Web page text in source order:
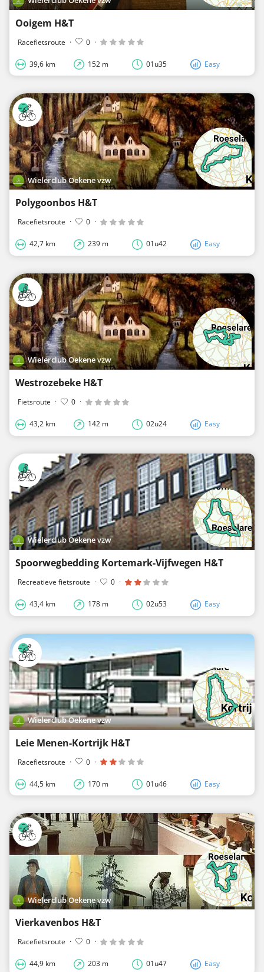
Ooigem H&T
Racefietsroute · 0 ·
39,6 km 152 m 01u35 Easy
Wielerclub Oekene vzw
Polygoonbos H&T
Racefietsroute · 0 ·
42,7 km 239 m 01u42 Easy
Wielerclub Oekene vzw
Westrozebeke H&T
Fietsroute · 0 ·
43,2 km 142 m 02u24 Easy
Wielerclub Oekene vzw
Spoorwegbedding Kortemark-Vijfwegen H&T
Recreatieve fietsroute · 0 ·
43,4 km 178 m 02u53 Easy
Wielerclub Oekene vzw
Leie Menen-Kortrijk H&T
Racefietsroute · 0 ·
44,5 km 170 m 01u46 Easy
Wielerclub Oekene vzw
Vierkavenbos H&T
Racefietsroute · 0 ·
44,9 km 203 m 01u47 Easy